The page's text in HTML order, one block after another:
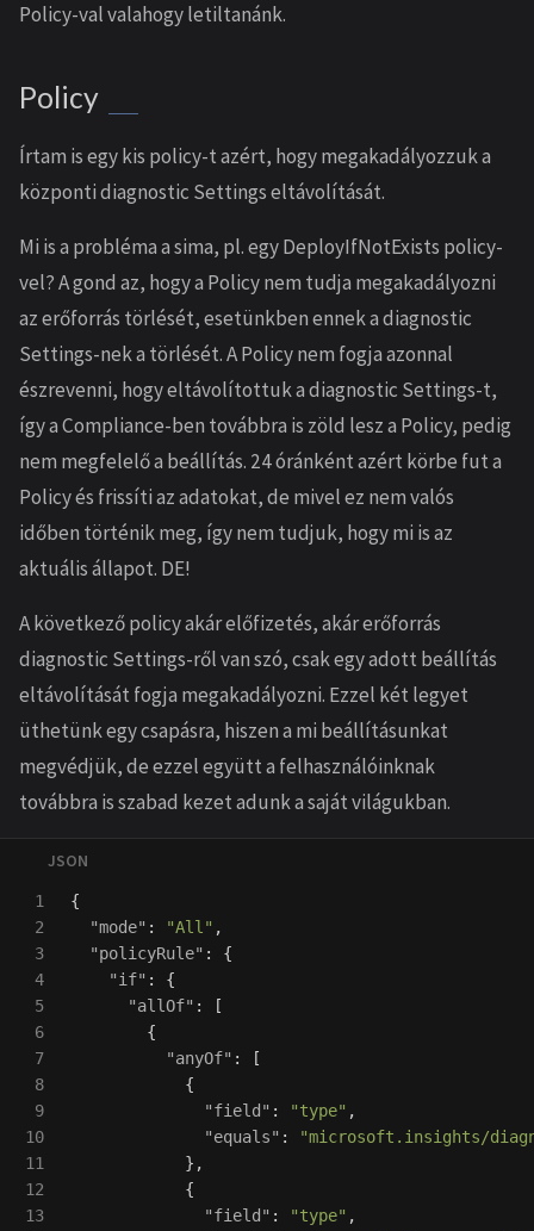
Policy-val valahogy letiltanánk.
Policy
Írtam is egy kis policy-t azért, hogy megakadályozzuk a
központi diagnostic Settings eltávolítását.
Mi is a probléma a sima, pl. egy DeployIfNotExists policy-
vel? A gond az, hogy a Policy nem tudja megakadályozni
az erőforrás törlését, esetünkben ennek a diagnostic
Settings-nek a törlését. A Policy nem fogja azonnal
észrevenni, hogy eltávolítottuk a diagnostic Settings-t,
így a Compliance-ben továbbra is zöld lesz a Policy, pedig
nem megfelelő a beállítás. 24 óránként azért körbe fut a
Policy és frissíti az adatokat, de mivel ez nem valós
időben történik meg, így nem tudjuk, hogy mi is az
aktuális állapot. DE!
A következő policy akár előfizetés, akár erőforrás
diagnostic Settings-ről van szó, csak egy adott beállítás
eltávolítását fogja megakadályozni. Ezzel két legyet
üthetünk egy csapásra, hiszen a mi beállításunkat
megvédjük, de ezzel együtt a felhasználóinknak
továbbra is szabad kezet adunk a saját világukban.
1
2
3
4
5
6
7
8
9
10
11
12
13
{
"mode" : "All" ,
"policyRule" :
{
"if" :
{
"allOf" :
[
{
"anyOf" :
[
{
"field" : "type" ,
"equals" :
"microsoft.insights/
},
{
"field" : "type" ,